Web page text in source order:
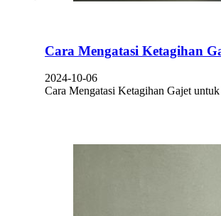
Cara Mengatasi Ketagihan
2024-10-06
Cara Mengatasi Ketagihan Gajet